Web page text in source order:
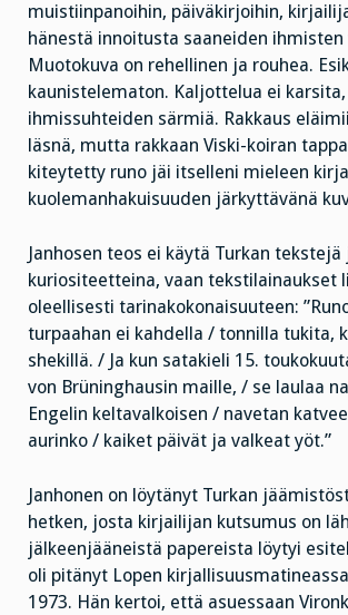
muistiinpanoihin, päiväkirjoihin,
hänestä innoitusta saaneiden
Muotokuva on rehellinen ja rouhea.
kaunistelematon. Kaljottelua ei karsita,
ihmissuhteiden särmiä. Rakkaus
läsnä, mutta rakkaan Viski-koiran
kiteytetty runo jäi itselleni mieleen
kuolemanhakuisuuden järkyttävänä
Janhosen teos ei käytä Turkan
kuriositeetteina, vaan tekstilainaukset
oleellisesti tarinakokonaisuuteen:
turpaahan ei kahdella / tonnilla tukita,
shekillä. / Ja kun satakieli 15.
von Brüninghausin maille, / se laulaa
Engelin keltavalkoisen / navetan
aurinko / kaiket päivät ja valkeat yöt.”
Janhonen on löytänyt Turkan
hetken, josta kirjailijan kutsumus on
jälkeenjääneistä papereista löytyi
oli pitänyt Lopen
1973. Hän kertoi, että asuessaan